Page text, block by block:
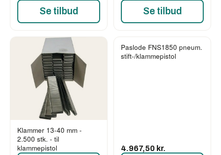
Se tilbud Se tilbud
Klammer 13-40 mm -
2.500 stk. - til
klammepistol
Paslode FNS1850 pneum.
stift-/klammepistol
4.967,50 kr.